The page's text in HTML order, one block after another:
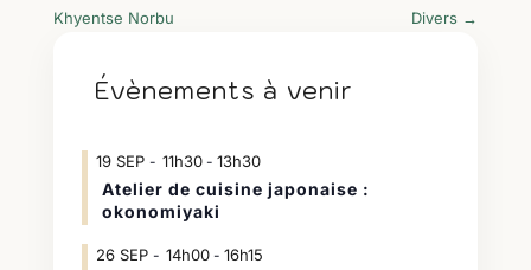
Khyentse Norbu
Divers →
Évènements à venir
19 SEP 11h30- 13h30
Atelier de cuisine japonaise :
okonomiyaki
26 SEP 14h00- 16h15